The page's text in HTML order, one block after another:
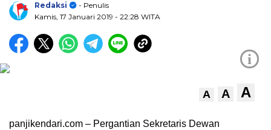
Redaksi
- Penulis
Kamis, 17 Januari 2019 - 22:28 WITA
i
A A A
panjikendari.com – Pergantian Sekretaris Dewan